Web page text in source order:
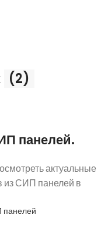
(2)
панелей.
актуальные
из СИП панелей в
панелей